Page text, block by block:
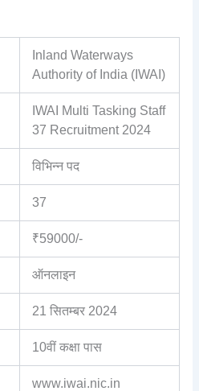
Inland Waterways
Authority of India (IWAI)
IWAI Multi Tasking Staff
37 Recruitment 2024
विभिन्न पद
37
₹59000/-
ऑनलाइन
21 सितम्बर 2024
10वीं कक्षा पास
www.iwai.nic.in